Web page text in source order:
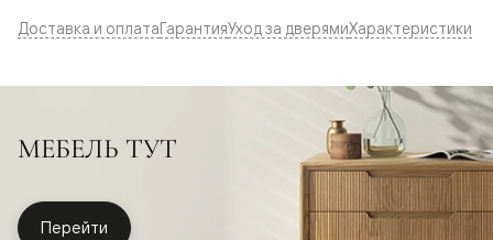
Доставка и оплатаГарантияУход за дверямиХарактеристики
МЕБЕЛЬ ТУТ
Перейти